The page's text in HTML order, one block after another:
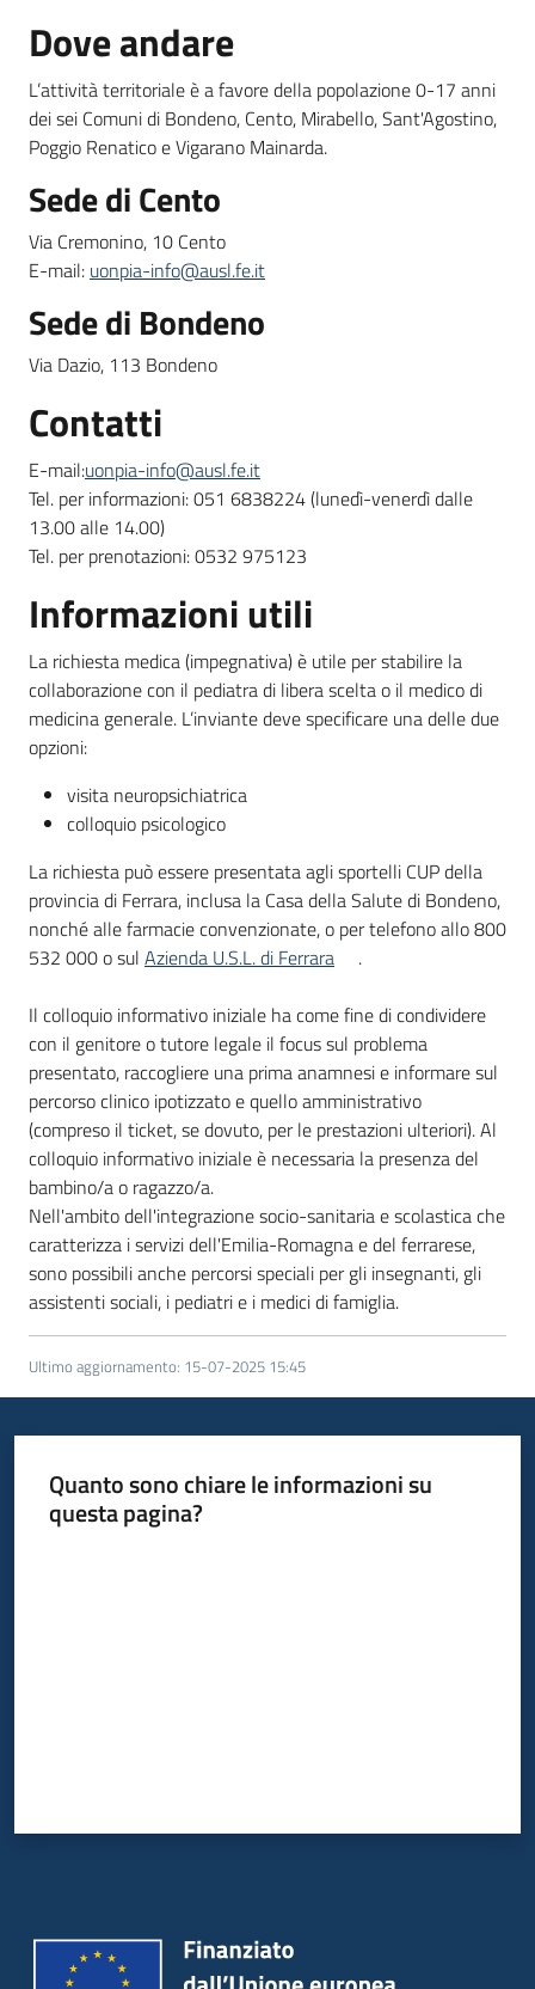
Dove andare
L’attività territoriale è a favore della popolazione 0-17 anni
dei sei Comuni di Bondeno, Cento, Mirabello, Sant'Agostino,
Poggio Renatico e Vigarano Mainarda.
Sede di Cento
Via Cremonino, 10 Cento
E-mail: uonpia-info@ausl.fe.it
Sede di Bondeno
Via Dazio, 113 Bondeno
Contatti
E-mail:uonpia-info@ausl.fe.it
Tel. per informazioni: 051 6838224 (lunedì-venerdì dalle
13.00 alle 14.00)
Tel. per prenotazioni: 0532 975123
Informazioni utili
La richiesta medica (impegnativa) è utile per stabilire la
collaborazione con il pediatra di libera scelta o il medico di
medicina generale. L’inviante deve specificare una delle due
opzioni:
visita neuropsichiatrica
colloquio psicologico
La richiesta può essere presentata agli sportelli CUP della
provincia di Ferrara, inclusa la Casa della Salute di Bondeno,
nonché alle farmacie convenzionate, o per telefono allo 800
532 000 o sul Azienda U.S.L. di Ferrara
.
Il colloquio informativo iniziale ha come fine di condividere
con il genitore o tutore legale il focus sul problema
presentato, raccogliere una prima anamnesi e informare sul
percorso clinico ipotizzato e quello amministrativo
(compreso il ticket, se dovuto, per le prestazioni ulteriori). Al
colloquio informativo iniziale è necessaria la presenza del
bambino/a o ragazzo/a.
Nell'ambito dell'integrazione socio-sanitaria e scolastica che
caratterizza i servizi dell'Emilia-Romagna e del ferrarese,
sono possibili anche percorsi speciali per gli insegnanti, gli
assistenti sociali, i pediatri e i medici di famiglia.
Ultimo aggiornamento: 15-07-2025 15:45
Quanto sono chiare le informazioni su
questa pagina?